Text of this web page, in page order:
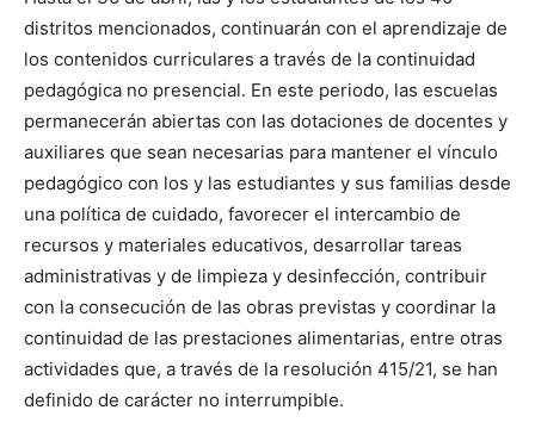
distritos mencionados, continuarán con el aprendizaje de
los contenidos curriculares a través de la continuidad
pedagógica no presencial. En este periodo, las escuelas
permanecerán abiertas con las dotaciones de docentes y
auxiliares que sean necesarias para mantener el vínculo
pedagógico con los y las estudiantes y sus familias desde
una política de cuidado, favorecer el intercambio de
recursos y materiales educativos, desarrollar tareas
administrativas y de limpieza y desinfección, contribuir
con la consecución de las obras previstas y coordinar la
continuidad de las prestaciones alimentarias, entre otras
actividades que, a través de la resolución 415/21, se han
definido de carácter no interrumpible.